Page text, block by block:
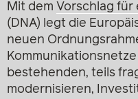
Mit dem Vorschlag für
(DNA) legt die
neuen
bestehenden, teils
modernisieren,